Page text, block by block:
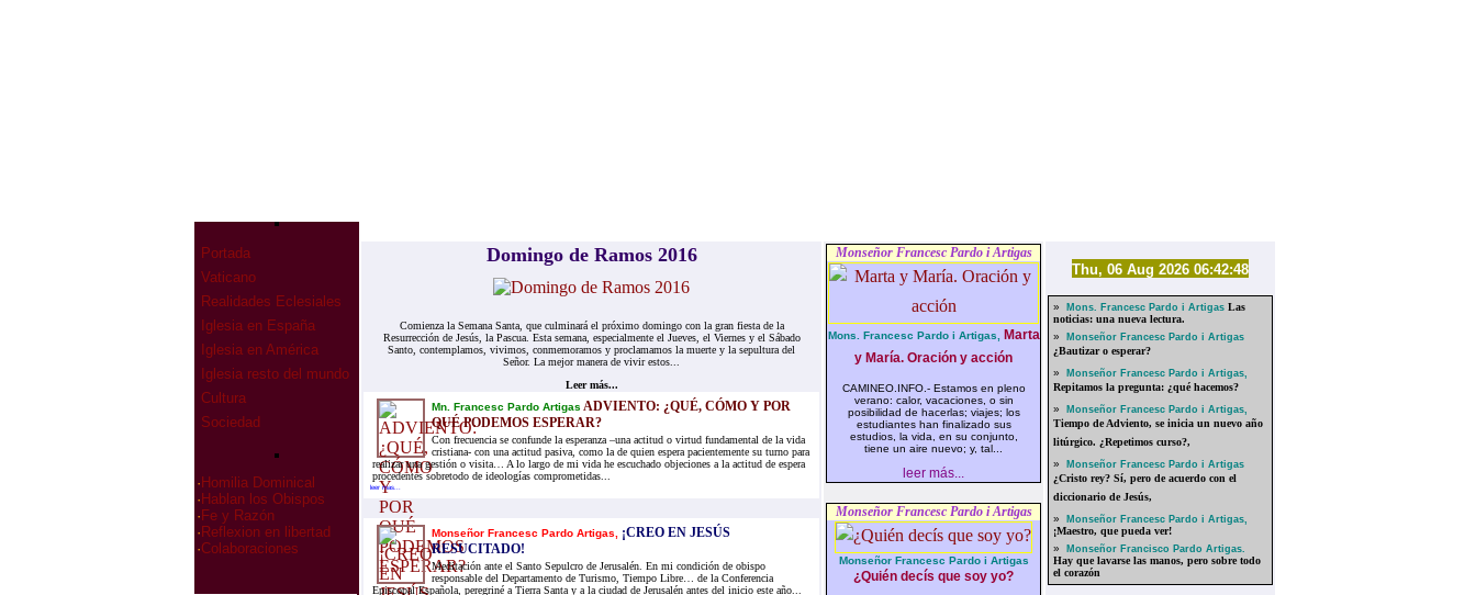
Portada
Vaticano
Realidades Eclesiales
Iglesia en España
Iglesia en América
Iglesia resto del mundo
Cultura
Sociedad
· Homilia Dominical
· Hablan los Obispos
· Fe y Razón
· Reflexion en libertad
·Colaboraciones
Domingo de Ramos 2016
Comienza la Semana Santa, que culminará el próximo domingo con la gran fiesta de la
Resurrección de Jesús, la Pascua. Esta semana, especialmente el Jueves, el Viernes y el Sábado
Santo, contemplamos, vivimos, conmemoramos y proclamamos la muerte y la sepultura del
Señor. La mejor manera de vivir estos...
Leer más...
Mn. Francesc Pardo Artigas ADVIENTO: ¿QUÉ, CÓMO Y POR
QUÉ PODEMOS ESPERAR?
Con frecuencia se confunde la esperanza –una actitud o virtud fundamental de la vida
cristiana- con una actitud pasiva, como la de quien espera pacientemente su turno para
realizar una gestión o visita… A lo largo de mi vida he escuchado objeciones a la actitud de espera
procedentes sobretodo de ideologías comprometidas...
leer mas...
Monseñor Francesc Pardo Artigas, ¡CREO EN JESÚS
RESUCITADO!
Meditación ante el Santo Sepulcro de Jerusalén. En mi condición de obispo
responsable del Departamento de Turismo, Tiempo Libre… de la Conferencia
Episcopal Española, peregriné a Tierra Santa y a la ciudad de Jerusalén antes del inicio este año...
Monseñor Francesc Pardo i Artigas
Mons. Francesc Pardo i Artigas,
Marta
y María. Oración y acción
CAMINEO.INFO.- Estamos en pleno
verano: calor, vacaciones, o sin
posibilidad de hacerlas; viajes; los
estudiantes han finalizado sus
estudios, la vida, en su conjunto,
tiene un aire nuevo; y, tal...
leer más...
Monseñor Francesc Pardo i Artigas
Monseñor Francesc Pardo i Artigas
¿Quién decís que soy yo?
Thu, 06 Aug 2026 06:42:48
» Mons. Francesc Pardo i Artigas Las
noticias: una nueva lectura.
»
Monseñor Francesc Pardo i Artigas
¿Bautizar o esperar?
»
Monseñor Francesc Pardo i Artigas,
Repitamos la pregunta: ¿qué hacemos?
»
Monseñor Francesc Pardo i Artigas,
Tiempo de Adviento, se inicia un nuevo año
litúrgico. ¿Repetimos curso?,
»
Monseñor Francesc Pardo i Artigas
¿Cristo rey? Sí, pero de acuerdo con el
diccionario de Jesús,
»
Monseñor Francesc Pardo i Artigas,
¡Maestro, que pueda ver!
»
Monseñor Francisco Pardo Artigas.
Hay que lavarse las manos, pero sobre todo
el corazón